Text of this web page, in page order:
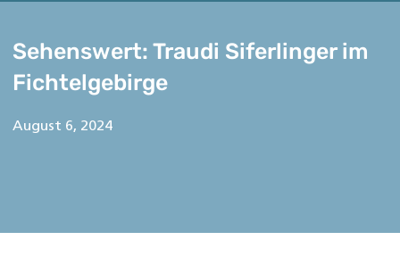
Sehenswert: Traudi Siferlinger im
Fichtelgebirge
August 6, 2024